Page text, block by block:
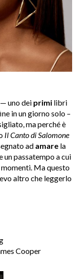
uno dei primi libri
in un giorno solo –
ma perché è
Il Canto di Salomone
ad amare la
un passatempo a cui
Ma questo
altro che leggerlo
Cooper